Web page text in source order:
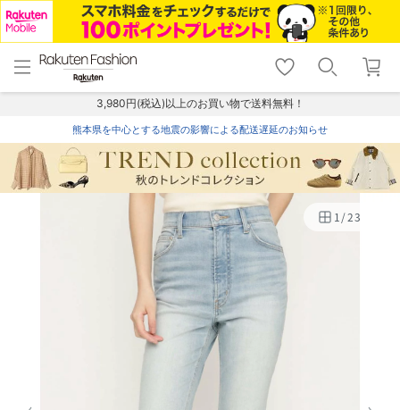
menu home
トップ
shopping_cart lock_outline
ログイン
3,980円(税込)以上のお買い物で送料無料！
熊本県を中心とする地震の影響による配送遅延のお知らせ
1/23